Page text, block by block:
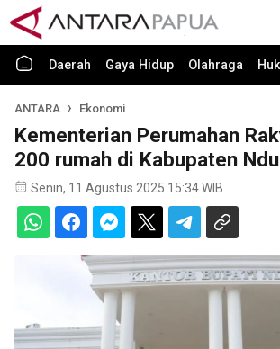
Daerah Gaya Hidup Olahraga
ANTARA Ekonomi
Kementerian Perumahan
200 rumah di Kabupaten
Senin, 11 Agustus 2025 15:34 WIB